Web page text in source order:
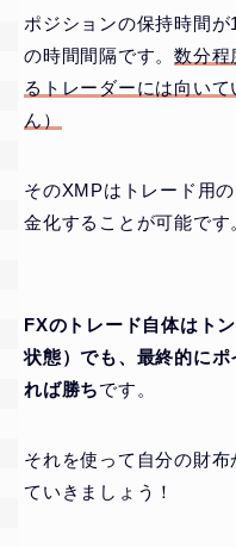
ポジションの保持時間
の時間間隔です。数分程
るトレーダーには向い
ん）
そのXMPはトレード用
金化することが可能です
FXのトレード自体はト
状態）でも、最終的に
れば勝ちです。
それを使って自分の財
ていきましょう！